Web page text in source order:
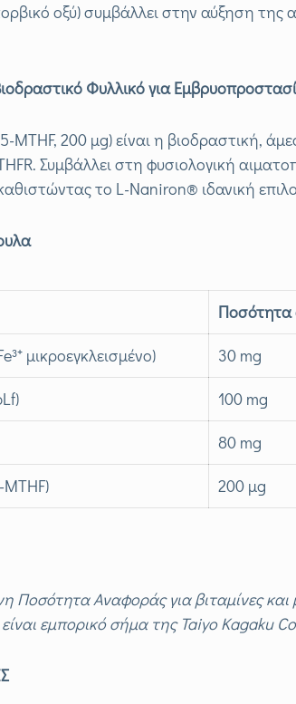
οξύ) συμβάλλει στην αύξηση
Φυλλικό για
MTHF, 200 μg) είναι η βιοδραστική,
Συμβάλλει στη φυσιολογική
το L-Naniron® ιδανική
Ποσότητα
μικροεγκλεισμένο)
30 mg
100 mg
80 mg
200 μg
Ποσότητα Αναφοράς για βιταμίνες
εμπορικό σήμα της Taiyo Kagaku Co